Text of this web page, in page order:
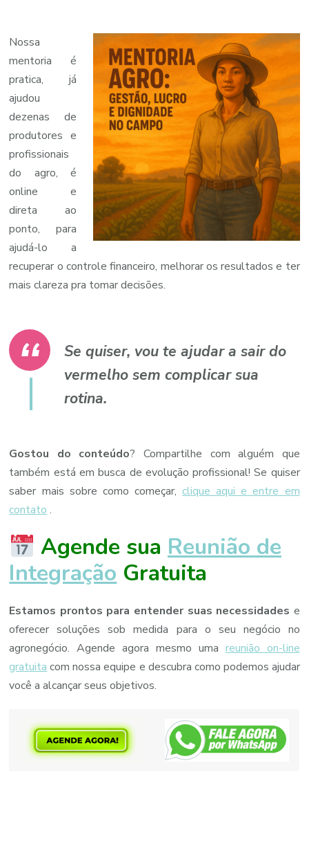
Nossa
mentoria é
pratica, já
ajudou
dezenas de
produtores e
profissionais
do agro, é
online e
direta ao
ponto, para
ajudá-lo a
recuperar o controle financeiro, melhorar os resultados e ter
mais clareza pra tomar decisões.
Se quiser, vou te ajudar a sair do
vermelho sem complicar sua
rotina.
Gostou do conteúdo? Compartilhe com alguém que
também está em busca de evolução profissional! Se quiser
saber mais sobre como começar,clique aqui e entre em
contato .
Agende sua Reunião de
Integração Gratuita
Estamos prontos para entender suas necessidades e
oferecer soluções sob medida para o seu negócio no
agronegócio. Agende agora mesmo uma reunião on-line
gratuita com nossa equipe e descubra como podemos ajudar
você a alcançar seus objetivos.